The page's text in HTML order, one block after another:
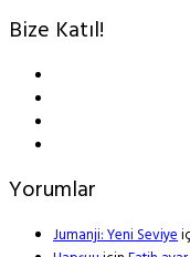
Bize Katıl!
Yorumlar
Jumanji: Yeni Seviye